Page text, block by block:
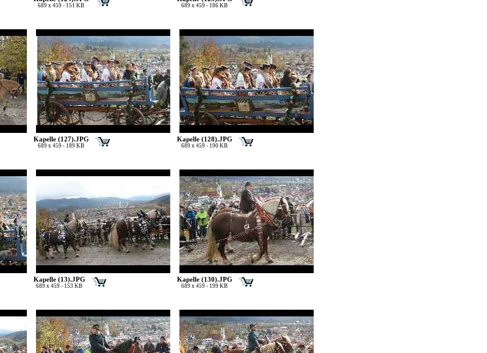
689 x 459 - 151 KB 689 x 459 - 186 KB
Kapelle (127).JPG
689 x 459 - 189 KB
Kapelle (128).JPG
689 x 459 - 190 KB
Kapelle (13).JPG
689 x 459 - 153 KB
Kapelle (130).JPG
689 x 459 - 199 KB